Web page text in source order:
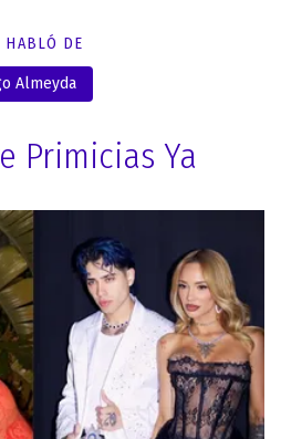
HABLÓ DE
Almeyda
Primicias Ya